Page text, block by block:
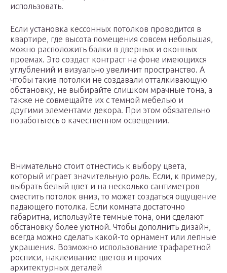
использовать.
Если установка кессонных потолков проводится в
квартире, где высота помещения совсем небольшая,
можно расположить балки в дверных и оконных
проемах. Это создаст контраст на фоне имеющихся
углублений и визуально увеличит пространство. А
чтобы такие потолки не создавали отталкивающую
обстановку, не выбирайте слишком мрачные тона, а
также не совмещайте их с темной мебелью и
другими элементами декора. При этом обязательно
позаботьтесь о качественном освещении.
Внимательно стоит отнестись к выбору цвета,
который играет значительную роль. Если, к примеру,
выбрать белый цвет и на несколько сантиметров
сместить потолок вниз, то может создаться ощущение
падающего потолка. Если комната достаточно
габаритна, используйте темные тона, они сделают
обстановку более уютной. Чтобы дополнить дизайн,
всегда можно сделать какой-то орнамент или лепные
украшения. Возможно использование трафаретной
росписи, наклеивание цветов и прочих
архитектурных деталей